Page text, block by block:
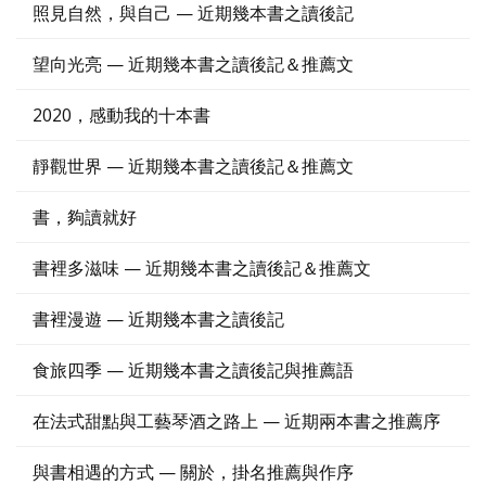
照見自然，與自己 — 近期幾本書之讀後記
望向光亮 — 近期幾本書之讀後記＆推薦文
2020，感動我的十本書
靜觀世界 — 近期幾本書之讀後記＆推薦文
書，夠讀就好
書裡多滋味 — 近期幾本書之讀後記＆推薦文
書裡漫遊 — 近期幾本書之讀後記
食旅四季 — 近期幾本書之讀後記與推薦語
在法式甜點與工藝琴酒之路上 — 近期兩本書之推薦序
與書相遇的方式 — 關於，掛名推薦與作序